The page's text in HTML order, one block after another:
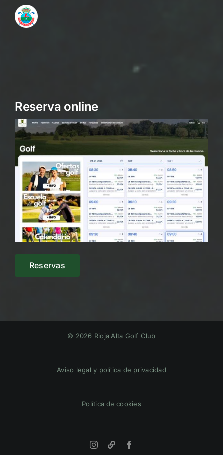
Reserva online
Reservas
© 2026 Rioja Alta Golf Club
Aviso legal y política de privacidad
Política de cookies